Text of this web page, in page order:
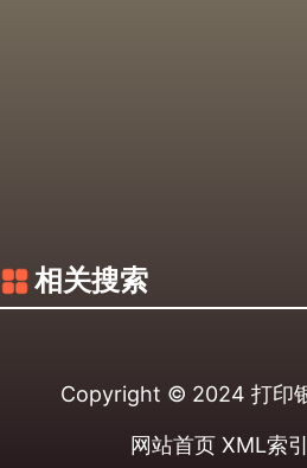
相关搜索
Copyright © 2024 打印
网站首页 XML索引